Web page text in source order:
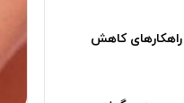
راهکارهای کاهش